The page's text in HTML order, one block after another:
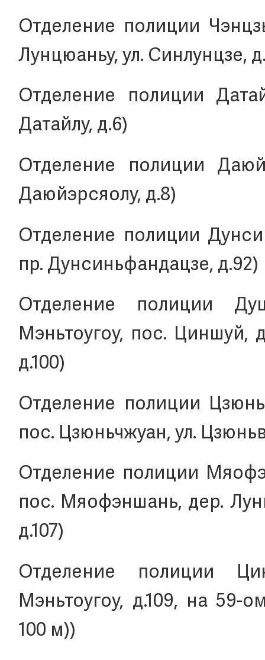
Отделение полиции
Лунцюаньу, ул. Синлунцзе,
Отделение полиции
Датайлу, д.6)
Отделение полиции
Даюйэрсяолу, д.8)
Отделение полиции
пр. Дунсиньфандацзе, д.92)
Отделение полиции
Мэньтоугоу, пос. Циншуй,
д.100)
Отделение полиции
пос. Цзюньчжуан, ул.
Отделение полиции
пос. Мяофэншань, дер.
д.107)
Отделение полиции
Мэньтоугоу, д.109, на 59-
100 м))